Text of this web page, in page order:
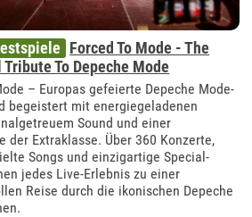
Forced To Mode - The
To Depeche Mode
– Europas gefeierte Depeche Mode-
begeistert mit energiegeladenen
Sound und einer
der Extraklasse. Über 360 Konzerte,
Songs und einzigartige Special-
jedes Live-Erlebnis zu einer
Reise durch die ikonischen Depeche